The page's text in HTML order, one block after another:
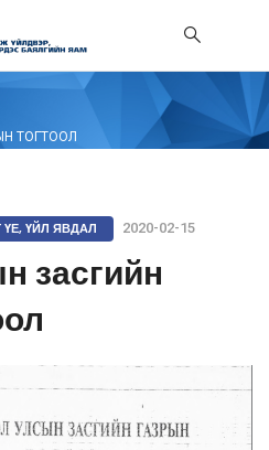
ТОГТООЛ
ҮЕ, ҮЙЛ ЯВДАЛ 2020-02-15
засгийн